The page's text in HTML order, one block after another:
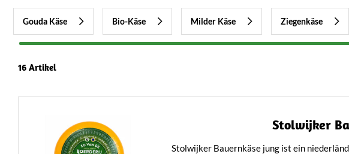
Gouda Käse Bio-Käse Milder Käse Ziegenkäse
16 Artikel
Stolwijker
Stolwijker Bauernkäse jung ist ein